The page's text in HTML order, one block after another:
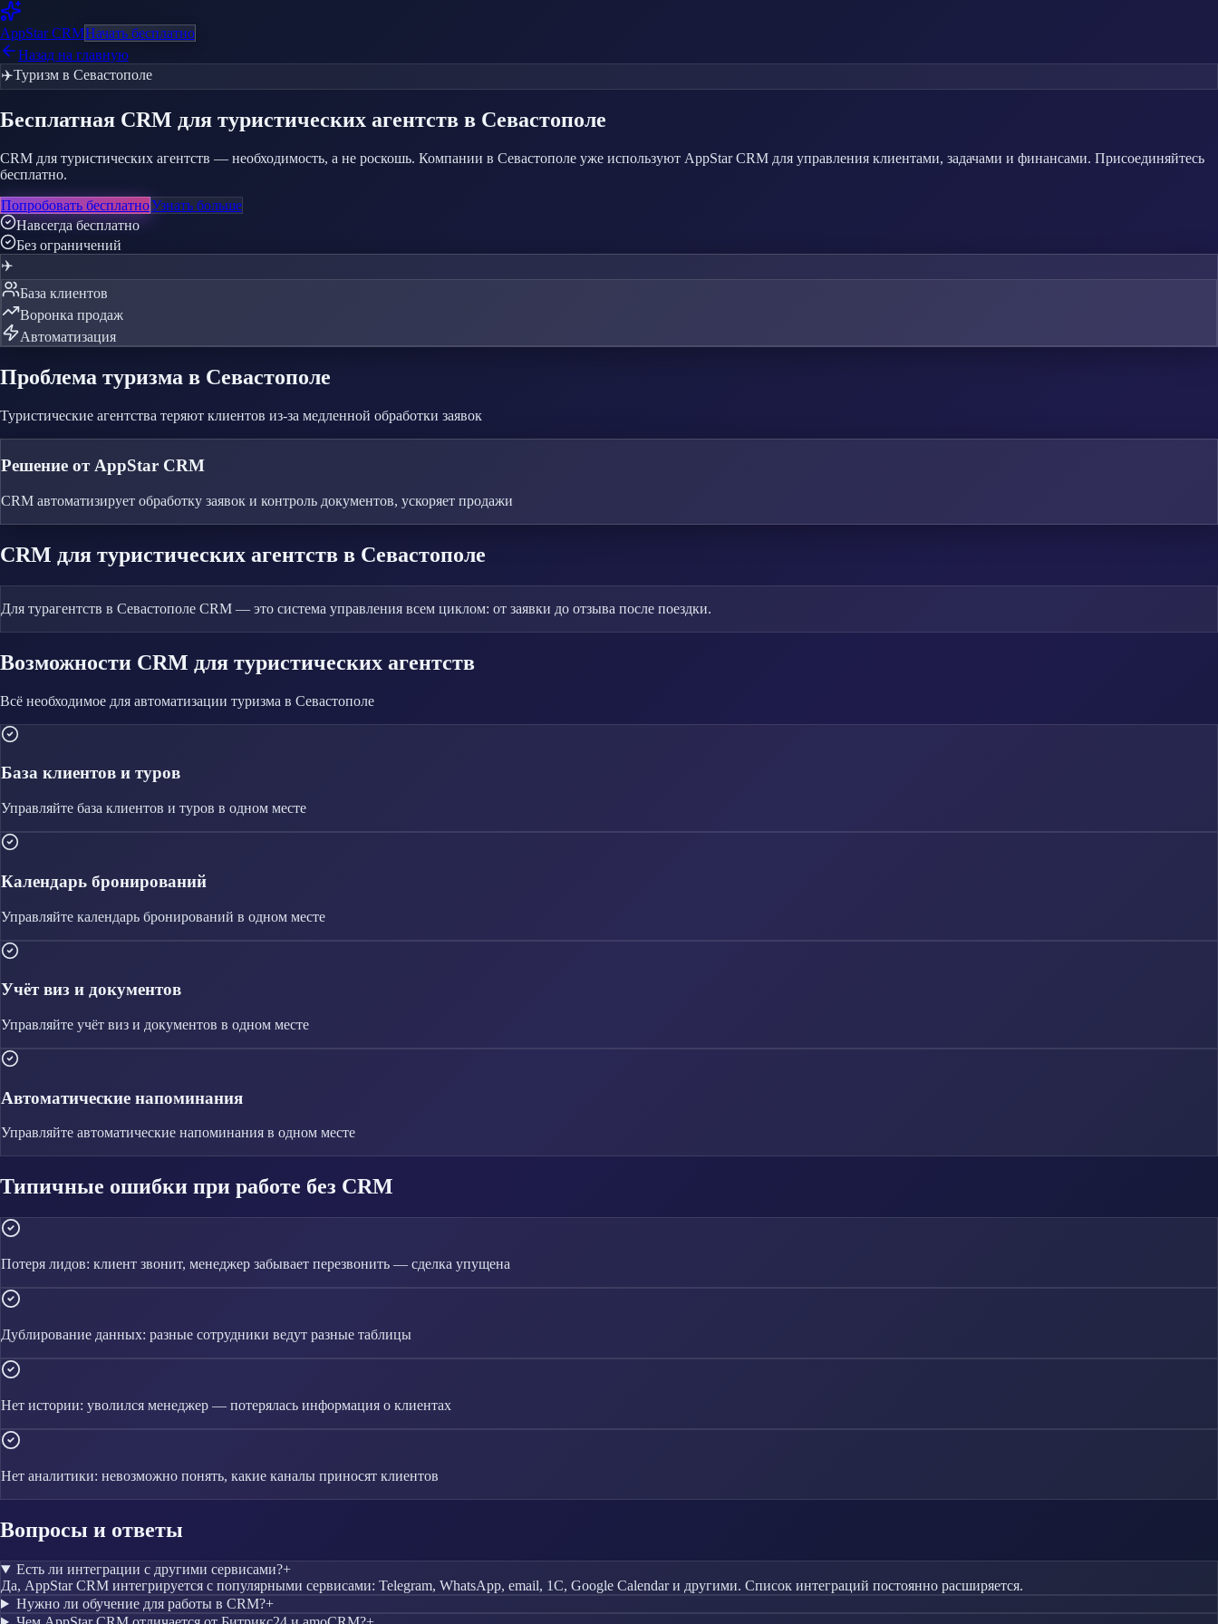
AppStarCRMНачать бесплатно
Назад на главную
✈️Туризм в Севастополе
Бесплатная CRM для туристических агентств в Севастополе
CRM для туристических агентств — необходимость, а не роскошь. Компании в Севастополе уже используют AppStar CRM для управления клиентами, задачами и финансами. Присоединяйтесь
бесплатно.
Попробовать бесплатноУзнать больше
Навсегда бесплатно
Без ограничений
✈️
База клиентов
Воронка продаж
Автоматизация
Проблема туризма в Севастополе
Туристические агентства теряют клиентов из-за медленной обработки заявок
Решение от AppStar CRM
CRM автоматизирует обработку заявок и контроль документов, ускоряет продажи
CRM для туристических агентств в Севастополе
Для турагентств в Севастополе CRM — это система управления всем циклом: от заявки до отзыва после поездки.
Возможности CRM для туристических агентств
Всё необходимое для автоматизации туризма в Севастополе
База клиентов и туров
Управляйте база клиентов и туров в одном месте
Календарь бронирований
Управляйте календарь бронирований в одном месте
Учёт виз и документов
Управляйте учёт виз и документов в одном месте
Автоматические напоминания
Управляйте автоматические напоминания в одном месте
Типичные ошибки при работе без CRM
Потеря лидов: клиент звонит, менеджер забывает перезвонить — сделка упущена
Дублирование данных: разные сотрудники ведут разные таблицы
Нет истории: уволился менеджер — потерялась информация о клиентах
Нет аналитики: невозможно понять, какие каналы приносят клиентов
Вопросы и ответы
Есть ли интеграции с другими сервисами?+
Да, AppStar CRM интегрируется с популярными сервисами: Telegram, WhatsApp, email, 1С, Google Calendar и другими. Список интеграций постоянно расширяется.
Нужно ли обучение для работы в CRM?+